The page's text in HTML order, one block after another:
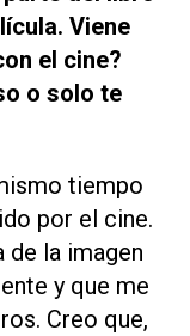
Viene
el cine?
o solo te
tiempo
por el cine.
de la imagen
y que me
Creo que,